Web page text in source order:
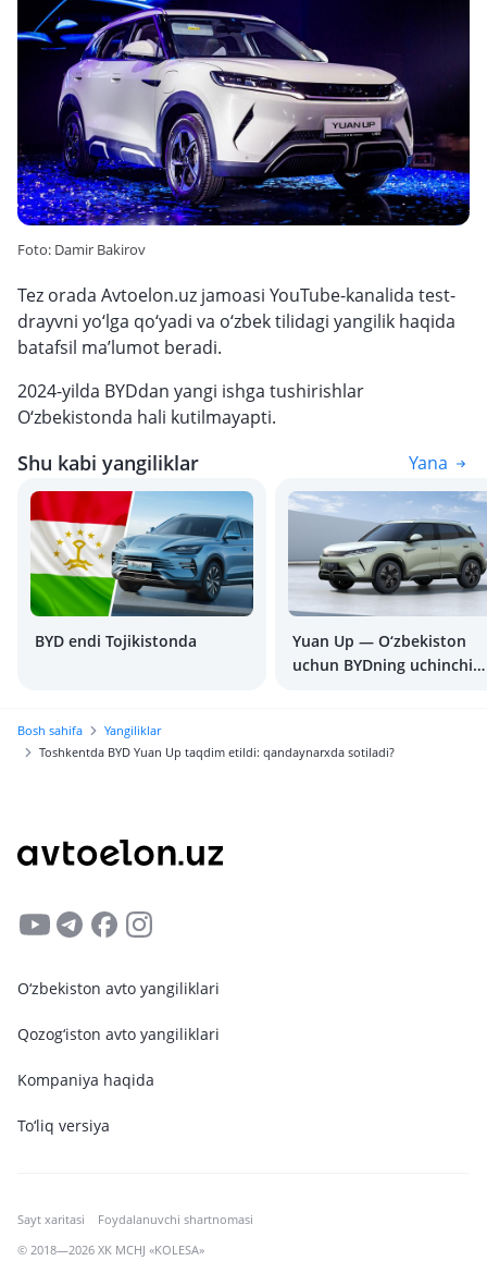
Foto: Damir Bakirov
Tez orada Avtoelon.uz jamoasi YouTube-kanalida test-
drayvni yo‘lga qo‘yadi va o‘zbek tilidagi yangilik haqida
batafsil ma’lumot beradi.
2024-yilda BYDdan yangi ishga tushirishlar
O‘zbekistonda hali kutilmayapti.
Shu kabi yangiliklar Yana
BYD endi Tojikistonda
Yuan Up — O‘zbekiston
uchun BYDning uchinchi
Bosh sahifa
Yangiliklar
Toshkentda BYD Yuan Up taqdim etildi: qandaynarxda sotiladi?
O‘zbekiston avto yangiliklari
Qozog‘iston avto yangiliklari
Kompaniya haqida
To‘liq versiya
Sayt xaritasi
Foydalanuvchi shartnomasi
© 2018—2026 XK MCHJ «KOLESA»